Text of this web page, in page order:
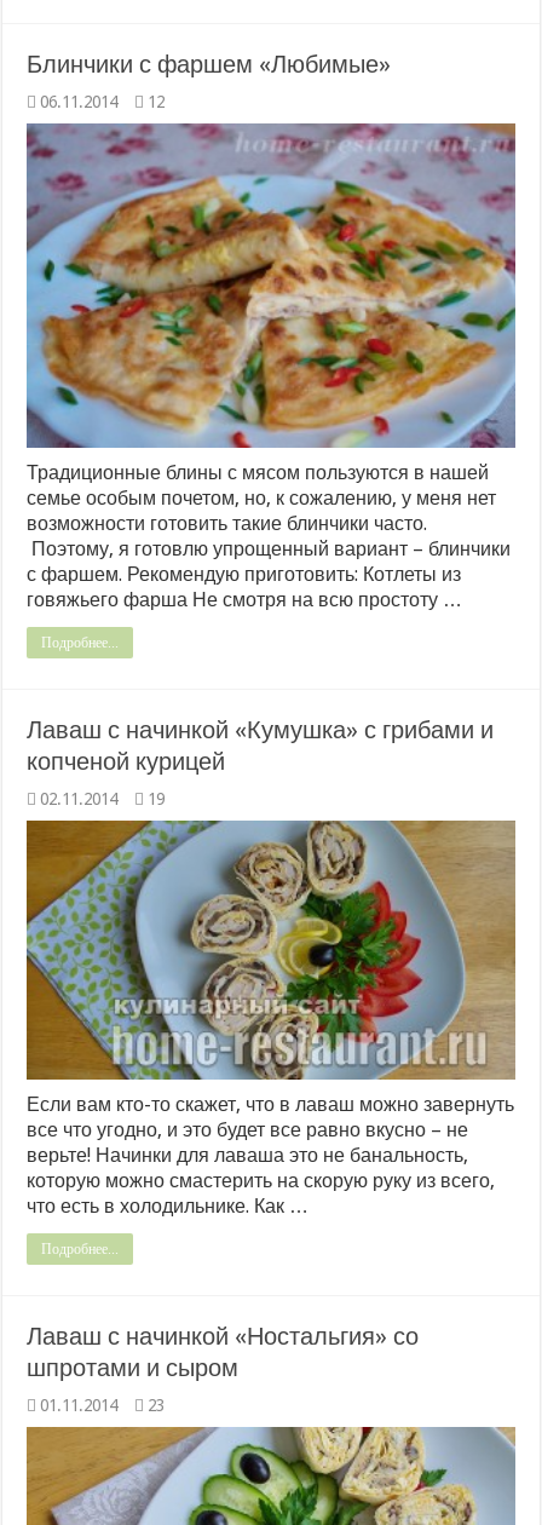
Блинчики с фаршем «Любимые»
06.11.2014 12
Традиционные блины с мясом пользуются в нашей
семье особым почетом, но, к сожалению, у меня нет
возможности готовить такие блинчики часто.
Поэтому, я готовлю упрощенный вариант – блинчики
с фаршем. Рекомендую приготовить: Котлеты из
говяжьего фарша Не смотря на всю простоту …
Подробнее...
Лаваш с начинкой «Кумушка» с грибами и
копченой курицей
02.11.2014 19
Если вам кто-то скажет, что в лаваш можно завернуть
все что угодно, и это будет все равно вкусно – не
верьте! Начинки для лаваша это не банальность,
которую можно смастерить на скорую руку из всего,
что есть в холодильнике. Как …
Подробнее...
Лаваш с начинкой «Ностальгия» со
шпротами и сыром
01.11.2014 23